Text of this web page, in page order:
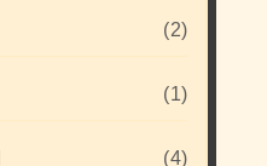
(2)
(1)
(4)